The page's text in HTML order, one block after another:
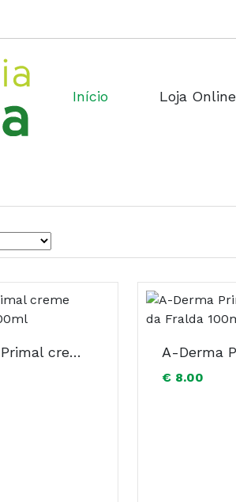
Início Loja Online
A-Derma Bebé Primal creme hidratante Cocon 100ml
€ 8.00